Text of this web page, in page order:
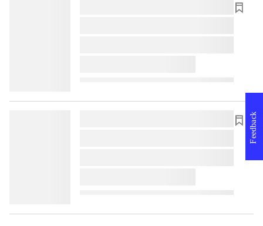
lorem ipsum dolor sit amet ...
lorem ipsum dolor sit amet ...
lorem ipsum dolor sit amet ...
lorem ipsum dolor sit amet ...
Feedback